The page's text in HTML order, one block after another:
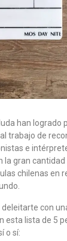
han logrado
trabajo de
e
gran cantidad
chilenas en
con
esta lista de 5
o sí: